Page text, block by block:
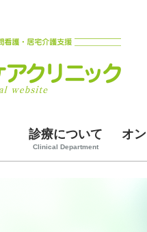
診療について
Clinical Department
オ